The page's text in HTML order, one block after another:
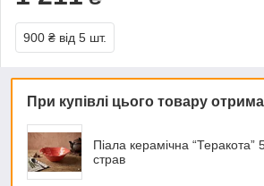
900 ₴ від 5 шт.
При купівлі цього товару
Піала керамічна
страв